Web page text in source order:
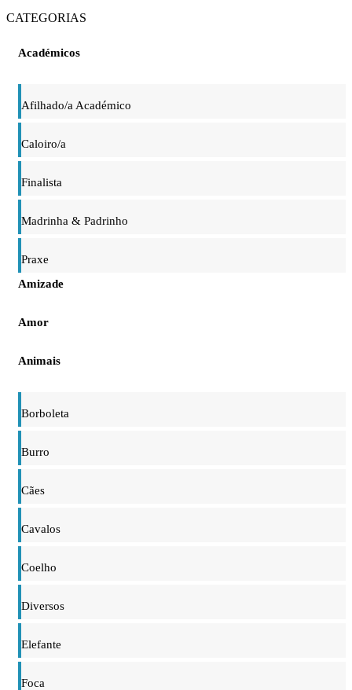
CATEGORIAS
Académicos
Afilhado/a Académico
Caloiro/a
Finalista
Madrinha & Padrinho
Praxe
Amizade
Amor
Animais
Borboleta
Burro
Cães
Cavalos
Coelho
Diversos
Elefante
Foca